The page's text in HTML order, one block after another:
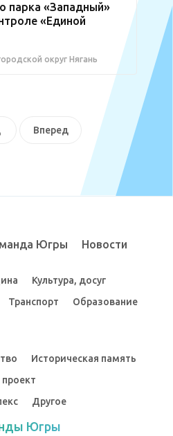
парка «Западный»
«Единой
округ Нягань
Вперед
Югры Новости
Культура, досуг
Транспорт
Образование
Историческая память
Другое
Югры